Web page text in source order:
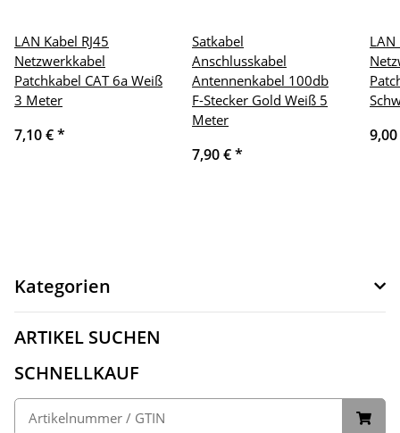
LAN Kabel RJ45
Netzwerkkabel
Patchkabel CAT 6a Weiß
3 Meter
7,10 €*
Satkabel
Anschlusskabel
Antennenkabel 100db
F-Stecker Gold Weiß 5
Meter
7,90 €*
LAN
Kategorien
ARTIKEL SUCHEN
SCHNELLKAUF